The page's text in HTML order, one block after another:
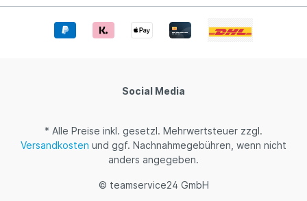
Social Media
* Alle Preise inkl. gesetzl. Mehrwertsteuer zzgl.
Versandkosten und ggf. Nachnahmegebühren, wenn nicht
anders angegeben.
© teamservice24 GmbH